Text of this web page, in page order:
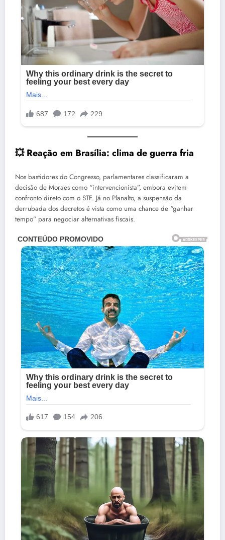
💥Reação em Brasília: clima de guerra fria
Nos bastidores do Congresso, parlamentares classificaram a
decisão de Moraes como “intervencionista”, embora evitem
confronto direto com o STF. Já no Planalto, a suspensão da
derrubada dos decretos é vista como uma chance de “ganhar
tempo” para negociar alternativas fiscais.